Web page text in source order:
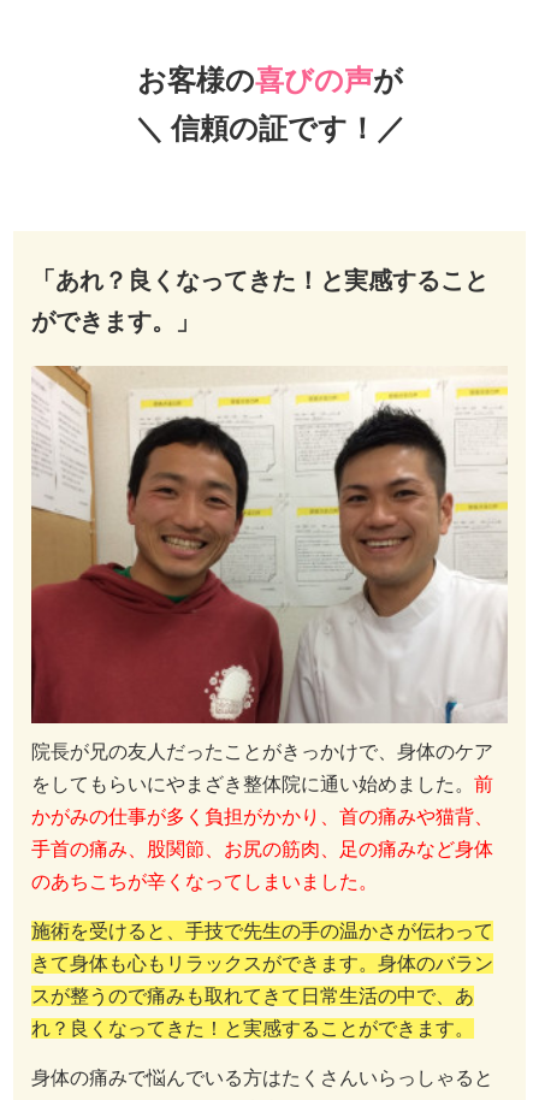
お客様の喜びの声が
＼ 信頼の証です！／
「あれ？良くなってきた！と実感すること
ができます。」
院長が兄の友人だったことがきっかけで、身体のケア
をしてもらいにやまざき整体院に通い始めました。 前
かがみの仕事が多く負担がかかり、首の痛みや猫背、
手首の痛み、股関節、お尻の筋肉、足の痛みなど身体
のあちこちが辛くなってしまいました。
施術を受けると、手技で先生の手の温かさが伝わって
きて身体も心もリラックスができます。身体のバラン
スが整うので痛みも取れてきて日常生活の中で、あ
れ？良くなってきた！と実感することができます。
身体の痛みで悩んでいる方はたくさんいらっしゃると